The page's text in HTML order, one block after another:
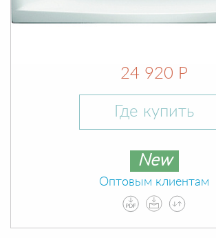
24 920 Р
Где купить
New
Оптовым клиентам